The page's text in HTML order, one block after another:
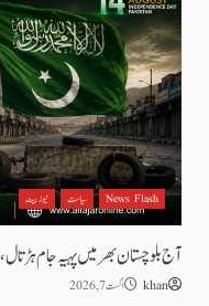
News Flash سیاست نیوز بیٹ
آج بلوچستان بھر میں پہیہ جام
khan اگست 7, 2026